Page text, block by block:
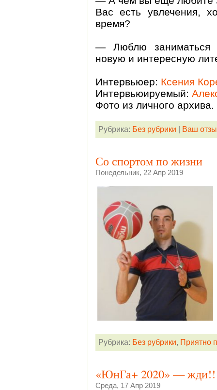
Вас есть увлечения,
время?
— Люблю заниматься
новую и интересную
Интервьюер: Ксения
Интервьюируемый:
Фото из личного архива.
Рубрика: Без рубрики Ваш
Со спортом по жизни
Понедельник, 22 Апр 2019
Рубрика: Без рубрики, Приятно
«ЮнГа+ 2020» —
Среда, 17 Апр 2019